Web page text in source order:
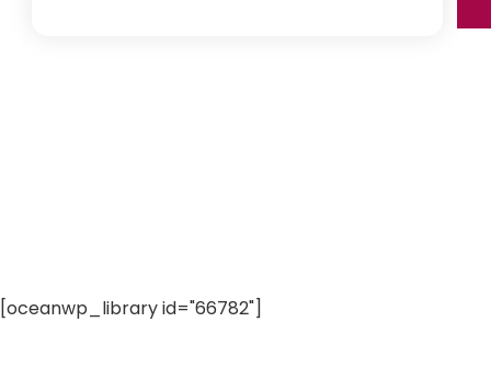
[oceanwp_library id="66782"]